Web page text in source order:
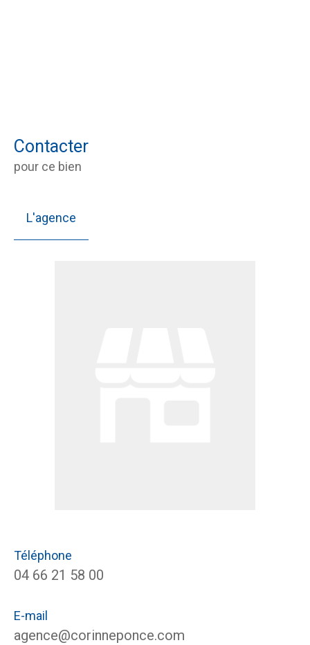
Contacter
pour ce bien
L'agence
Téléphone
04 66 21 58 00
E-mail
agence@corinneponce.com